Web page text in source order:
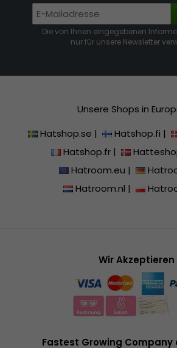
Die von Ihnen eingegebenen
nur für unsere Newsletter
Unsere Shops in
Hatshop.se | Hatshop.fi |
Hatshop.fr|
Hatroom.eu |
Hatroom.nl |
Wir Akzeptieren
Fastest Growing Company